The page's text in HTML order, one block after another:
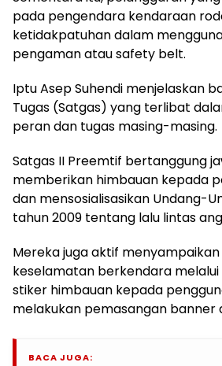
pada pengendara kendaraan
ketidakpatuhan dalam
pengaman atau safety belt.
Iptu Asep Suhendi menjelaskan
Tugas (Satgas) yang terlibat
peran dan tugas masing-masing.
Satgas II Preemtif bertanggung
memberikan himbauan kepada
dan mensosialisasikan Undang-
tahun 2009 tentang lalu lintas
Mereka juga aktif
keselamatan berkendara
stiker himbauan kepada
melakukan pemasangan banner
BACA JUGA: